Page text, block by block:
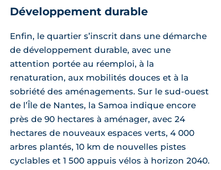
Développement durable
Enfin, le quartier s’inscrit dans une démarche
de développement durable, avec une
attention portée au réemploi, à la
renaturation, aux mobilités douces et à la
sobriété des aménagements. Sur le sud-ouest
de l’Île de Nantes, la Samoa indique encore
près de 90 hectares à aménager, avec 24
hectares de nouveaux espaces verts, 4 000
arbres plantés, 10 km de nouvelles pistes
cyclables et 1 500 appuis vélos à horizon 2040.